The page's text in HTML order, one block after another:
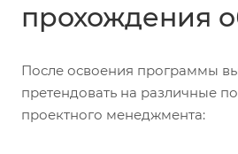
прохождения
После освоения программы
претендовать на различные
проектного менеджмента: